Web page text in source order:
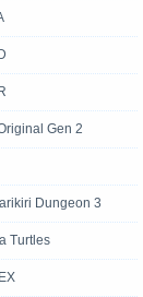
Gen 2
Dungeon 3
Turtles